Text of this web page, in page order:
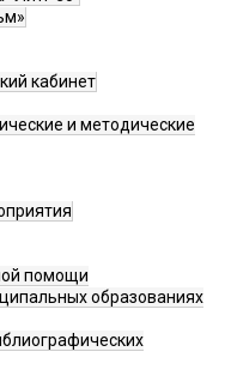
кабинет
и методические
помощи
образованиях